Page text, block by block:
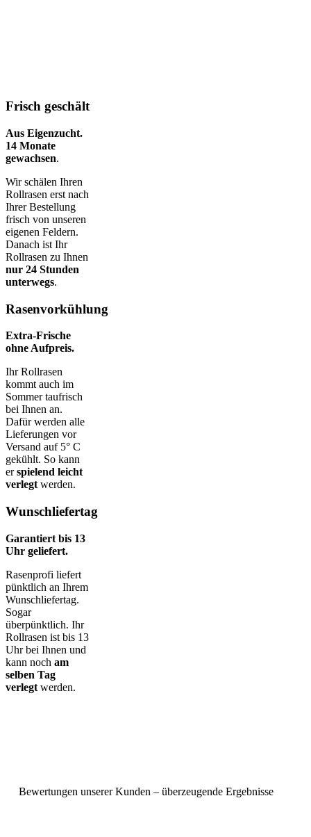
Frisch geschält
Aus Eigenzucht.
14 Monate
gewachsen.
Wir schälen Ihren
Rollrasen erst nach
Ihrer Bestellung
frisch von unseren
eigenen Feldern.
Danach ist Ihr
Rollrasen zu Ihnen
nur 24 Stunden
unterwegs.
Rasenvorkühlung
Extra-Frische
ohne Aufpreis.
Ihr Rollrasen
kommt auch im
Sommer taufrisch
bei Ihnen an.
Dafür werden alle
Lieferungen vor
Versand auf 5° C
gekühlt. So kann
erspielend leicht
verlegt werden.
Wunschliefertag
Garantiert bis 13
Uhr geliefert.
Rasenprofi liefert
pünktlich an Ihrem
Wunschliefertag.
Sogar
überpünktlich. Ihr
Rollrasen ist bis 13
Uhr bei Ihnen und
kann noch am
selben Tag
verlegt werden.
Bewertungen unserer Kunden – überzeugende Ergebnisse